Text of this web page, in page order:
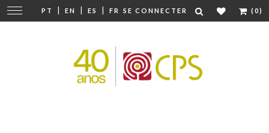
PT | EN | ES | FR SE CONNECTER (0)
Modifier
la